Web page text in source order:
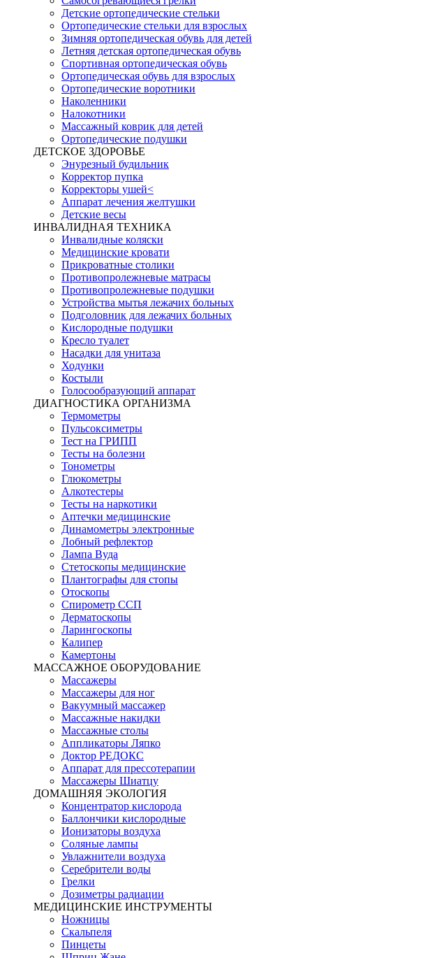
Детские ортопедические стельки
Ортопедические стельки для взрослых
Зимняя ортопедическая обувь для детей
Летняя детская ортопедическая обувь
Спортивная ортопедическая обувь
Ортопедическая обувь для взрослых
Ортопедические воротники
Наколенники
Налокотники
Массажный коврик для детей
Ортопедические подушки
ДЕТСКОЕ ЗДОРОВЬЕ
Энурезный будильник
Корректор пупка
Корректоры ушей<
Аппарат лечения желтушки
Детские весы
ИНВАЛИДНАЯ ТЕХНИКА
Инвалидные коляски
Медицинские кровати
Прикроватные столики
Противопролежневые матрасы
Противопролежневые подушки
Устройства мытья лежачих больных
Подголовник для лежачих больных
Кислородные подушки
Кресло туалет
Насадки для унитаза
Ходунки
Костыли
Голосообразующий аппарат
ДИАГНОСТИКА ОРГАНИЗМА
Термометры
Пульсоксиметры
Тест на ГРИПП
Тесты на болезни
Тонометры
Глюкометры
Алкотестеры
Тесты на наркотики
Аптечки медицинские
Динамометры электронные
Лобный рефлектор
Лампа Вуда
Стетоскопы медицинские
Плантографы для стопы
Отоскопы
Спирометр ССП
Дерматоскопы
Ларингоскопы
Калипер
Камертоны
МАССАЖНОЕ ОБОРУДОВАНИЕ
Массажеры
Массажеры для ног
Вакуумный массажер
Массажные накидки
Массажные столы
Аппликаторы Ляпко
Доктор РЕДОКС
Аппарат для прессотерапии
Массажеры Шиатцу
ДОМАШНЯЯ ЭКОЛОГИЯ
Концентратор кислорода
Баллончики кислородные
Ионизаторы воздуха
Соляные лампы
Увлажнители воздуха
Серебрители воды
Грелки
Дозиметры радиации
МЕДИЦИНСКИЕ ИНСТРУМЕНТЫ
Ножницы
Скальпеля
Пинцеты